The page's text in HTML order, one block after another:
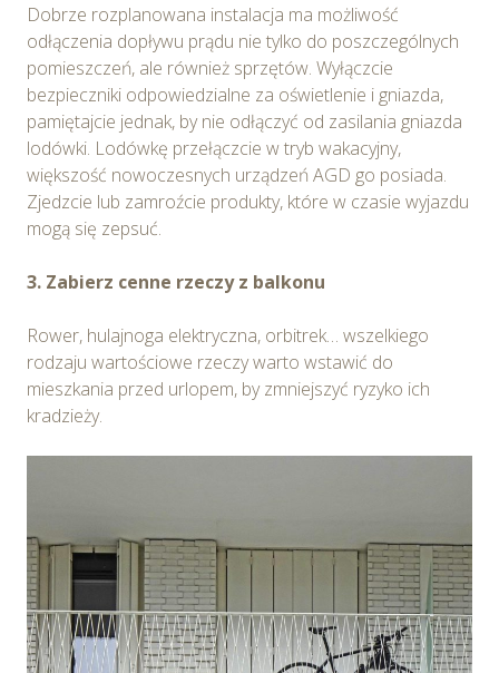
Dobrze rozplanowana instalacja ma możliwość
odłączenia dopływu prądu nie tylko do poszczególnych
pomieszczeń, ale również sprzętów. Wyłączcie
bezpieczniki odpowiedzialne za oświetlenie i gniazda,
pamiętajcie jednak, by nie odłączyć od zasilania gniazda
lodówki. Lodówkę przełączcie w tryb wakacyjny,
większość nowoczesnych urządzeń AGD go posiada.
Zjedzcie lub zamroźcie produkty, które w czasie wyjazdu
mogą się zepsuć.
3. Zabierz cenne rzeczy z balkonu
Rower, hulajnoga elektryczna, orbitrek… wszelkiego
rodzaju wartościowe rzeczy warto wstawić do
mieszkania przed urlopem, by zmniejszyć ryzyko ich
kradzieży.